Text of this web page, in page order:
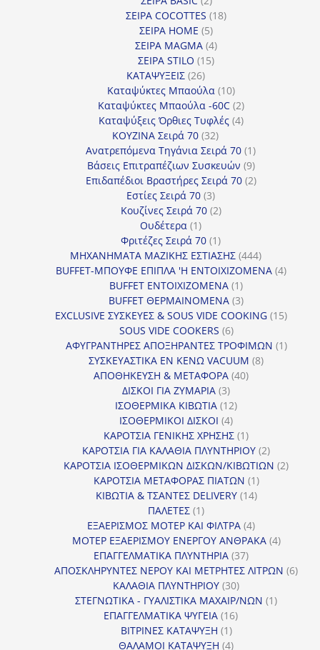
προϊόντα
ΣΕΙΡΑ COCOTTES 1818
ΣΕΙΡΑ HOME 55
προϊόντα
ΣΕΙΡΑ MAGMA 44
προϊόντα
ΣΕΙΡΑ STILO 1515
ΚΑΤΑΨΥΞΕΙΣ 2626
προϊόντα
Καταψύκτες Μπαούλα 1010
προϊόντα
Καταψύκτες Μπαούλα -60C 22
προϊόντα
Καταψύξεις Όρθιες Τυφλές 44
ΚΟΥΖΙΝΑ Σειρά 70 3232
προϊόντα
Ανατρεπόμενα Τηγάνια Σειρά 70 11
προϊόν
Βάσεις Επιτραπέζιων Συσκευών 99
προϊόντα
Επιδαπέδιοι Βραστήρες Σειρά 70 22
Εστίες Σειρά 70 33
προϊόντα
Κουζίνες Σειρά 70 22
Ουδέτερα 11
προϊόν
Φριτέζες Σειρά 70 11
προϊόν
ΜΗΧΑΝΗΜΑΤΑ ΜΑΖΙΚΗΣ ΕΣΤΙΑΣΗΣ 444444
προϊόντα
BUFFET-ΜΠΟΥΦΕ ΕΠΙΠΛΑ 'Η ΕΝΤΟΙΧΙΖΟΜΕΝΑ 44
BUFFET ΕΝΤΟΙΧΙΖΟΜΕΝΑ 11
προϊόν
BUFFET ΘΕΡΜΑΙΝΟΜΕΝΑ 33
προϊόντα
EXCLUSIVE ΣΥΣΚΕΥΕΣ & SOUS VIDE COOKING 1515
SOUS VIDE COOKERS 66
προϊόντα
ΑΦΥΓΡΑΝΤΗΡΕΣ ΑΠΟΞΗΡΑΝΤΕΣ ΤΡΟΦΙΜΩΝ 11
ΣΥΣΚΕΥΑΣΤΙΚΑ ΕΝ ΚΕΝΩ VACUUM 88
ΑΠΟΘΗΚΕΥΣΗ & ΜΕΤΑΦΟΡΑ 4040
ΔΙΣΚΟΙ ΓΙΑ ΖΥΜΑΡΙΑ 33
προϊόντα
ΙΣΟΘΕΡΜΙΚΑ ΚΙΒΩΤΙΑ 1212
ΙΣΟΘΕΡΜΙΚΟΙ ΔΙΣΚΟΙ 44
προϊόντα
ΚΑΡΟΤΣΙΑ ΓΕΝΙΚΗΣ ΧΡΗΣΗΣ 11
προϊόν
ΚΑΡΟΤΣΙΑ ΓΙΑ ΚΑΛΑΘΙΑ ΠΛΥΝΤΗΡΙΟΥ 22
προϊόντα
ΚΑΡΟΤΣΙΑ ΙΣΟΘΕΡΜΙΚΩΝ ΔΙΣΚΩΝ/ΚΙΒΩΤΙΩΝ 22
ΚΑΡΟΤΣΙΑ ΜΕΤΑΦΟΡΑΣ ΠΙΑΤΩΝ 11
προϊόν
ΚΙΒΩΤΙΑ & ΤΣΑΝΤΕΣ DELIVERY 1414
ΠΑΛΕΤΕΣ 11
προϊόν
ΕΞΑΕΡΙΣΜΟΣ ΜΟΤΕΡ ΚΑΙ ΦΙΛΤΡΑ 44
προϊόντα
ΜΟΤΕΡ ΕΞΑΕΡΙΣΜΟΥ ΕΝΕΡΓΟΥ ΑΝΘΡΑΚΑ 44
ΕΠΑΓΓΕΛΜΑΤΙΚΑ ΠΛΥΝΤΗΡΙΑ 3737
προϊόντα
ΑΠΟΣΚΛΗΡΥΝΤΕΣ ΝΕΡΟΥ ΚΑΙ ΜΕΤΡΗΤΕΣ ΛΙΤΡΩΝ 66
ΚΑΛΑΘΙΑ ΠΛΥΝΤΗΡΙΟΥ 3030
προϊόντα
ΣΤΕΓΝΩΤΙΚΑ - ΓΥΑΛΙΣΤΙΚΑ ΜΑΧΑΙΡ/ΝΩΝ 11
ΕΠΑΓΓΕΛΜΑΤΙΚΑ ΨΥΓΕΙΑ 1616
ΒΙΤΡΙΝΕΣ ΚΑΤΑΨΥΞΗ 11
προϊόν
ΘΑΛΑΜΟΙ ΚΑΤΑΨΥΞΗ 44